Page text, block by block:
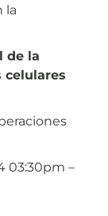
la
de la
celulares
03:30pm –